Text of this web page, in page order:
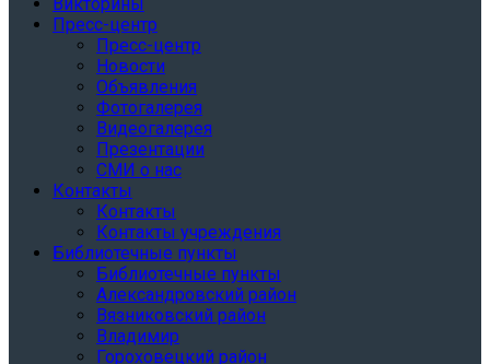
Викторины
Пресс-центр
Пресс-центр
Новости
Объявления
Фотогалерея
Видеогалерея
Презентации
СМИ о нас
Контакты
Контакты
Контакты учреждения
Библиотечные пункты
Библиотечные пункты
Александровский район
Вязниковский район
Владимир
Гороховецкий район